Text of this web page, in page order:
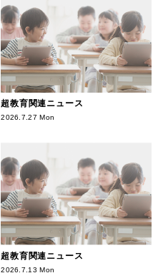
超教育関連ニュース
2026.7.27 Mon
超教育関連ニュース
2026.7.13 Mon